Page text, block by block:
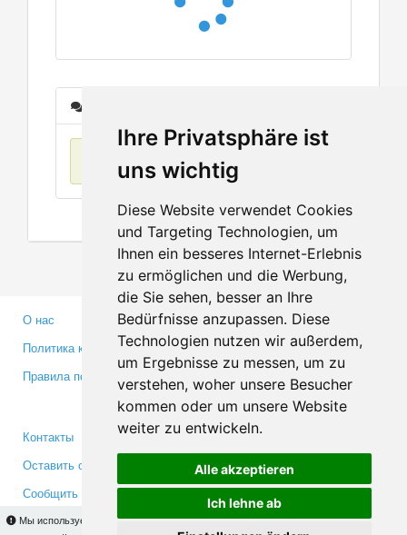
Ihre Privatsphäre ist
uns wichtig
Diese Website verwendet Cookies
und Targeting Technologien, um
Ihnen ein besseres Internet-Erlebnis
zu ermöglichen und die Werbung,
die Sie sehen, besser an Ihre
Bedürfnisse anzupassen. Diese
Technologien nutzen wir außerdem,
um Ergebnisse zu messen, um zu
verstehen, woher unsere Besucher
kommen oder um unsere Website
weiter zu entwickeln.
Alle akzeptieren
Ich lehne ab
Мы используем cookies для того, чтобы Вы могли использовать весь функционал
О нас
Политика конфиденциальности
Правила пользования
Партнерам
Инвесторам
Медиа
Контакты
Оставить отзыв
Сообщить об ошибке
Facebook
Twitter
YouTube
Google+